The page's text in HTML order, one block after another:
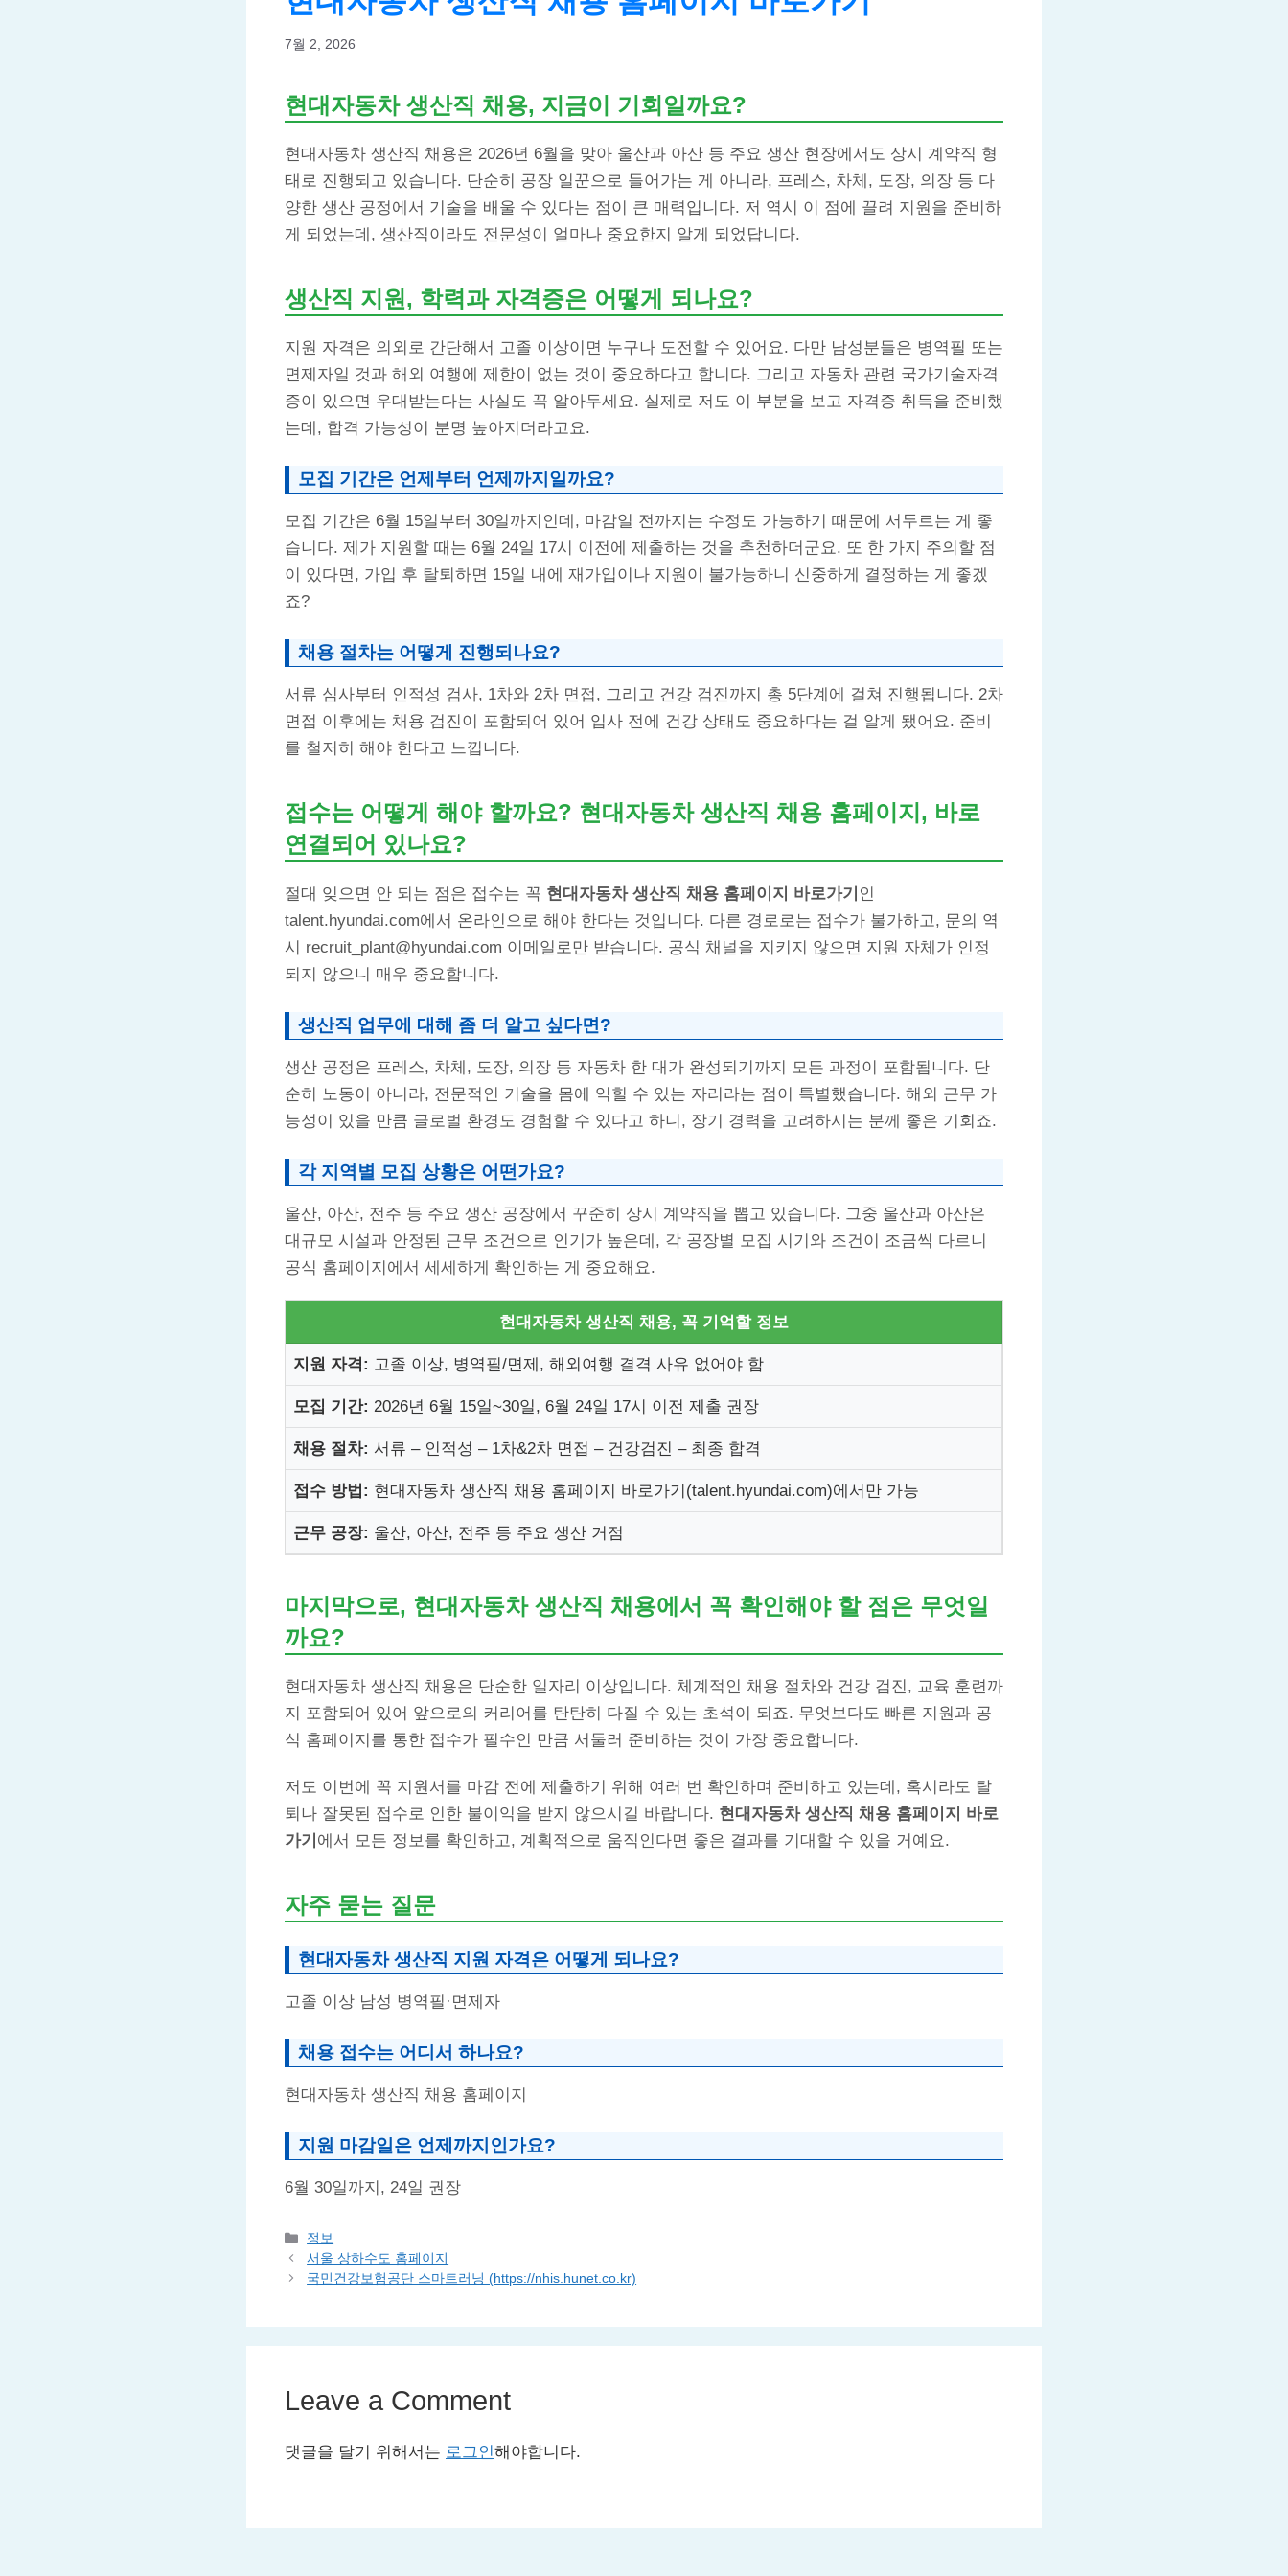
7월 2, 2026
현대자동차 생산직 채용, 지금이 기회일까요?
현대자동차 생산직 채용은 2026년 6월을 맞아 울산과 아산 등 주요 생산 현장에서도 상시 계약직 형
태로 진행되고 있습니다. 단순히 공장 일꾼으로 들어가는 게 아니라, 프레스, 차체, 도장, 의장 등 다
양한 생산 공정에서 기술을 배울 수 있다는 점이 큰 매력입니다. 저 역시 이 점에 끌려 지원을 준비하
게 되었는데, 생산직이라도 전문성이 얼마나 중요한지 알게 되었답니다.
생산직 지원, 학력과 자격증은 어떻게 되나요?
지원 자격은 의외로 간단해서 고졸 이상이면 누구나 도전할 수 있어요. 다만 남성분들은 병역필 또는
면제자일 것과 해외 여행에 제한이 없는 것이 중요하다고 합니다. 그리고 자동차 관련 국가기술자격
증이 있으면 우대받는다는 사실도 꼭 알아두세요. 실제로 저도 이 부분을 보고 자격증 취득을 준비했
는데, 합격 가능성이 분명 높아지더라고요.
모집 기간은 언제부터 언제까지일까요?
모집 기간은 6월 15일부터 30일까지인데, 마감일 전까지는 수정도 가능하기 때문에 서두르는 게 좋
습니다. 제가 지원할 때는 6월 24일 17시 이전에 제출하는 것을 추천하더군요. 또 한 가지 주의할 점
이 있다면, 가입 후 탈퇴하면 15일 내에 재가입이나 지원이 불가능하니 신중하게 결정하는 게 좋겠
죠?
채용 절차는 어떻게 진행되나요?
서류 심사부터 인적성 검사, 1차와 2차 면접, 그리고 건강 검진까지 총 5단계에 걸쳐 진행됩니다. 2차
면접 이후에는 채용 검진이 포함되어 있어 입사 전에 건강 상태도 중요하다는 걸 알게 됐어요. 준비
를 철저히 해야 한다고 느낍니다.
접수는 어떻게 해야 할까요? 현대자동차 생산직 채용 홈페이지, 바로
연결되어 있나요?
절대 잊으면 안 되는 점은 접수는 꼭 현대자동차 생산직 채용 홈페이지 바로가기 인
talent.hyundai.com에서 온라인으로 해야 한다는 것입니다. 다른 경로로는 접수가 불가하고, 문의 역
시 recruit_plant@hyundai.com 이메일로만 받습니다. 공식 채널을 지키지 않으면 지원 자체가 인정
되지 않으니 매우 중요합니다.
생산직 업무에 대해 좀 더 알고 싶다면?
생산 공정은 프레스, 차체, 도장, 의장 등 자동차 한 대가 완성되기까지 모든 과정이 포함됩니다. 단
순히 노동이 아니라, 전문적인 기술을 몸에 익힐 수 있는 자리라는 점이 특별했습니다. 해외 근무 가
능성이 있을 만큼 글로벌 환경도 경험할 수 있다고 하니, 장기 경력을 고려하시는 분께 좋은 기회죠.
각 지역별 모집 상황은 어떤가요?
울산, 아산, 전주 등 주요 생산 공장에서 꾸준히 상시 계약직을 뽑고 있습니다. 그중 울산과 아산은
대규모 시설과 안정된 근무 조건으로 인기가 높은데, 각 공장별 모집 시기와 조건이 조금씩 다르니
공식 홈페이지에서 세세하게 확인하는 게 중요해요.
현대자동차 생산직 채용, 꼭 기억할 정보
지원 자격: 고졸 이상, 병역필/면제, 해외여행 결격 사유 없어야 함
모집 기간: 2026년 6월 15일~30일, 6월 24일 17시 이전 제출 권장
채용 절차: 서류 – 인적성 – 1차&2차 면접 – 건강검진 – 최종 합격
접수 방법: 현대자동차 생산직 채용 홈페이지 바로가기(talent.hyundai.com)에서만 가능
근무 공장: 울산, 아산, 전주 등 주요 생산 거점
마지막으로, 현대자동차 생산직 채용에서 꼭 확인해야 할 점은 무엇일
까요?
현대자동차 생산직 채용은 단순한 일자리 이상입니다. 체계적인 채용 절차와 건강 검진, 교육 훈련까
지 포함되어 있어 앞으로의 커리어를 탄탄히 다질 수 있는 초석이 되죠. 무엇보다도 빠른 지원과 공
식 홈페이지를 통한 접수가 필수인 만큼 서둘러 준비하는 것이 가장 중요합니다.
저도 이번에 꼭 지원서를 마감 전에 제출하기 위해 여러 번 확인하며 준비하고 있는데, 혹시라도 탈
퇴나 잘못된 접수로 인한 불이익을 받지 않으시길 바랍니다. 현대자동차 생산직 채용 홈페이지 바로
가기 에서 모든 정보를 확인하고, 계획적으로 움직인다면 좋은 결과를 기대할 수 있을 거예요.
자주 묻는 질문
현대자동차 생산직 지원 자격은 어떻게 되나요?
고졸 이상 남성 병역필·면제자
채용 접수는 어디서 하나요?
현대자동차 생산직 채용 홈페이지
지원 마감일은 언제까지인가요?
6월 30일까지, 24일 권장
Categories
정보
서울 상하수도 홈페이지
국민건강보험공단 스마트러닝 (https://nhis.hunet.co.kr)
Leave a Comment
댓글을 달기 위해서는 로그인해야합니다.